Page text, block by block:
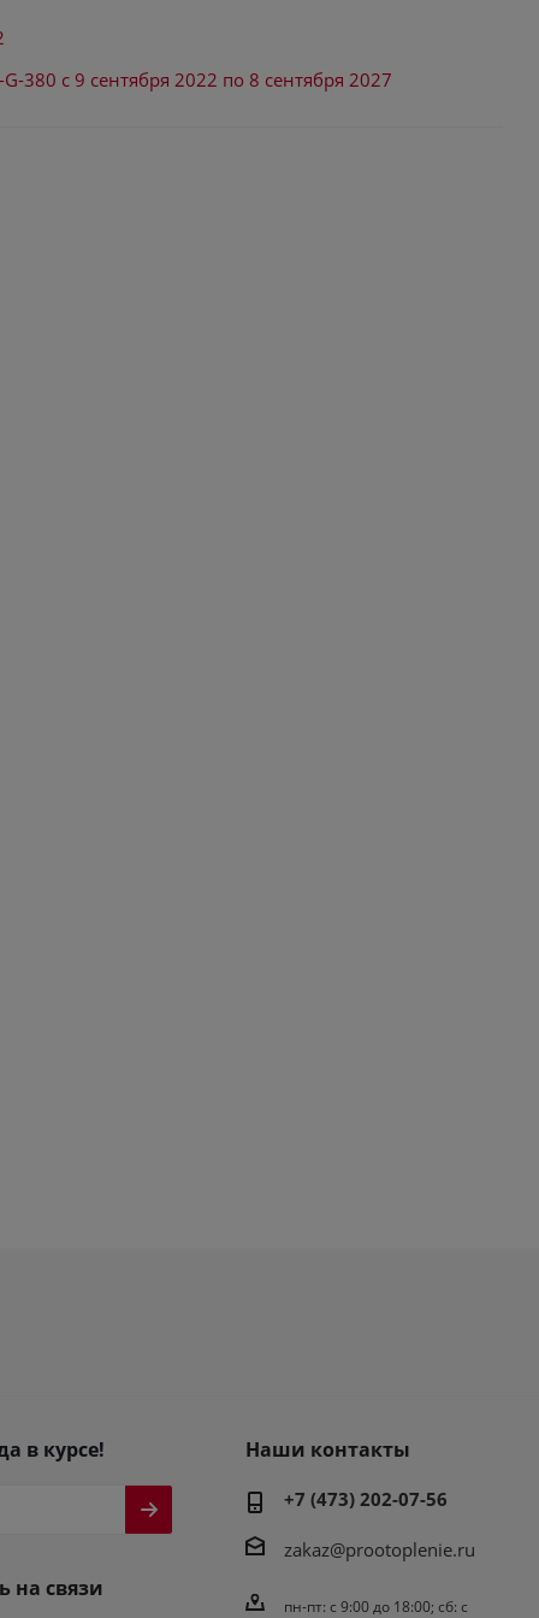
380 с 9 сентября 2022 по 8 сентября 2027
в курсе!
на связи
Наши контакты
+7 (473) 202-07-56
zakaz@prootoplenie.ru
пн-пт: c 9:00 до 18:00; сб: с